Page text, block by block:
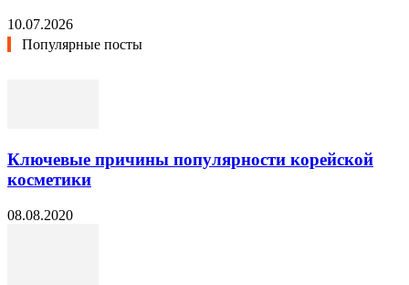
10.07.2026
Популярные посты
Ключевые причины популярности корейской
косметики
08.08.2020